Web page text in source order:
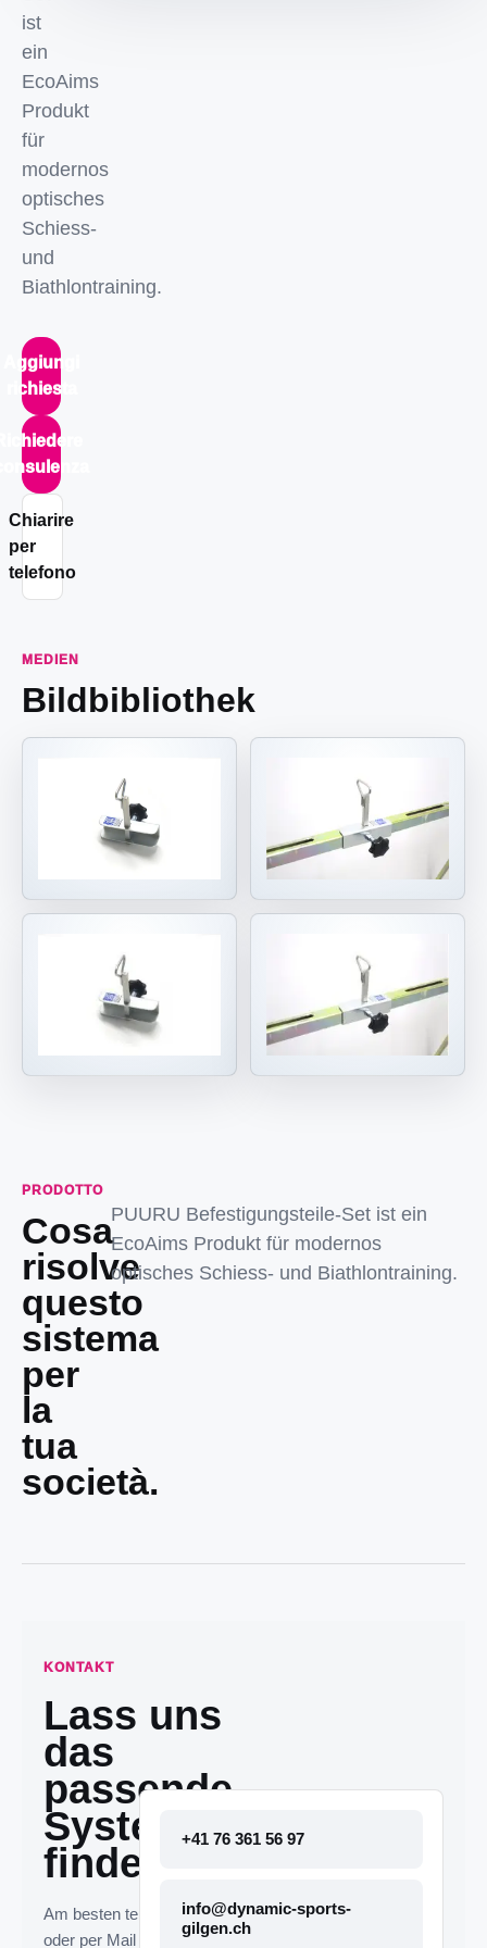
ist
ein
EcoAims
Produkt
für
modernos
optisches
Schiess-
und
Biathlontraining.
Aggiungi
richiesta
Chiarire
per
telefono
MEDIEN
Bildbibliothek
PRODOTTO
Cosa
risolve
questo
sistema
per
la
tua
società.
PUURU Befestigungsteile-Set ist ein
EcoAims Produkt für modernos
optisches Schiess- und Biathlontraining.
KONTAKT
Lass uns
das
passende
System
finden.
Am besten telefonisch
oder per Mail melden. Die
+41 76 361 56 97
info@dynamic-sports-
gilgen.ch